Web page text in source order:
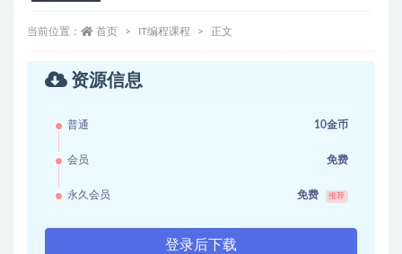
当前位置： 首页 IT编程课程 正文
资源信息
普通 10金币
会员 免费
永久会员 免费 推荐
登录后下载